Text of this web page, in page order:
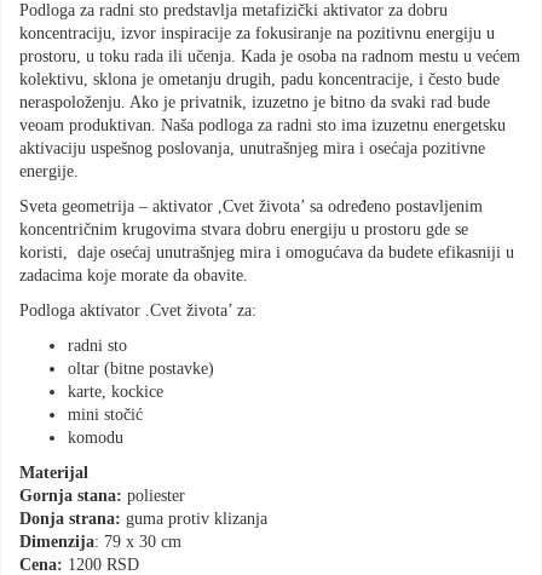
Podloga za radni sto predstavlja metafizički aktivator za dobru
koncentraciju, izvor inspiracije za fokusiranje na pozitivnu energiju u
prostoru, u toku rada ili učenja. Kada je osoba na radnom mestu u većem
kolektivu, sklona je ometanju drugih, padu koncentracije, i često bude
neraspoloženju. Ako je privatnik, izuzetno je bitno da svaki rad bude
veoam produktivan. Naša podloga za radni sto ima izuzetnu energetsku
aktivaciju uspešnog poslovanja, unutrašnjeg mira i osećaja pozitivne
energije.
Sveta geometrija – aktivator ,Cvet života’ sa određeno postavljenim
koncentričnim krugovima stvara dobru energiju u prostoru gde se
koristi, daje osećaj unutrašnjeg mira i omogućava da budete efikasniji u
zadacima koje morate da obavite.
Podloga aktivator .Cvet života’ za:
radni sto
oltar (bitne postavke)
karte, kockice
mini stočić
komodu
Materijal
Gornja stana: poliester
Donja strana: guma protiv klizanja
Dimenzija: 79 x 30 cm
Cena: 1200 RSD